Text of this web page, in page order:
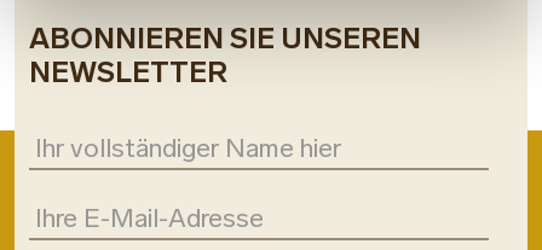
ABONNIEREN SIE UNSEREN
NEWSLETTER